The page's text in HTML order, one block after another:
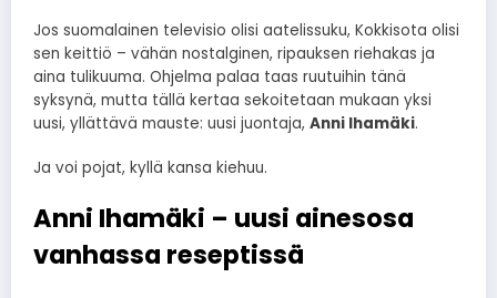
Jos suomalainen televisio olisi aatelissuku, Kokkisota olisi
sen keittiö – vähän nostalginen, ripauksen riehakas ja
aina tulikuuma. Ohjelma palaa taas ruutuihin tänä
syksynä, mutta tällä kertaa sekoitetaan mukaan yksi
uusi, yllättävä mauste: uusi juontaja, Anni Ihamäki.
Ja voi pojat, kyllä kansa kiehuu.
Anni Ihamäki – uusi ainesosa
vanhassa reseptissä